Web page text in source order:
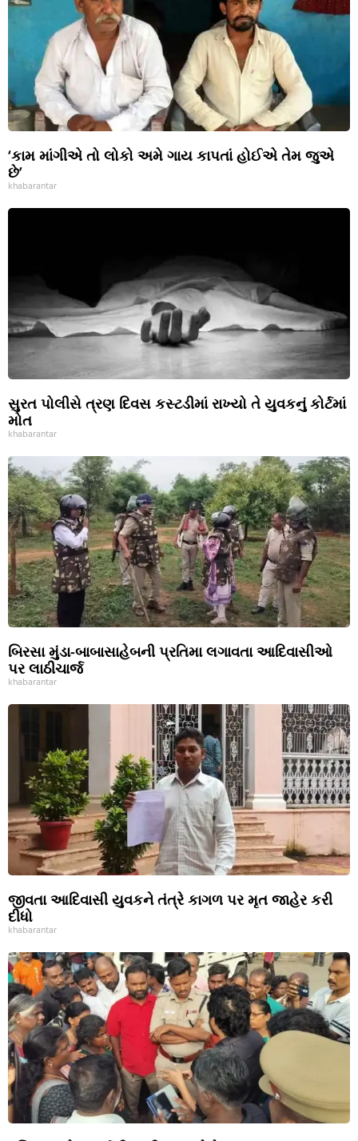
‘કામ માંગીએ તો લોકો અમે ગાય કાપતાં હોઈએ તેમ જુએ
છે’
khabarantar
સુરત પોલીસે ત્રણ દિવસ કસ્ટડીમાં રાખ્યો તે યુવકનું કોર્ટમાં
મોત
khabarantar
બિરસા મુંડા-બાબાસાહેબની પ્રતિમા લગાવતા આદિવાસીઓ
પર લાઠીચાર્જ
khabarantar
જીવતા આદિવાસી યુવકને તંત્રે કાગળ પર મૃત જાહેર કરી
દીધો
khabarantar